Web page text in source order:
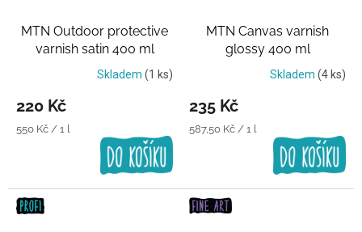
MTN Outdoor protective
varnish satin 400 ml
Transparentní lak
Skladem (1 ks)
220 Kč
Měrná
550 Kč / 1 l
MTN Canvas varnish
glossy 400 ml
Transparentní lak
Skladem (4 ks)
235 Kč
Měrná
587,50 Kč / 1 l